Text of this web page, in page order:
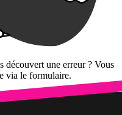
découvert une erreur ? Vous
via le formulaire.